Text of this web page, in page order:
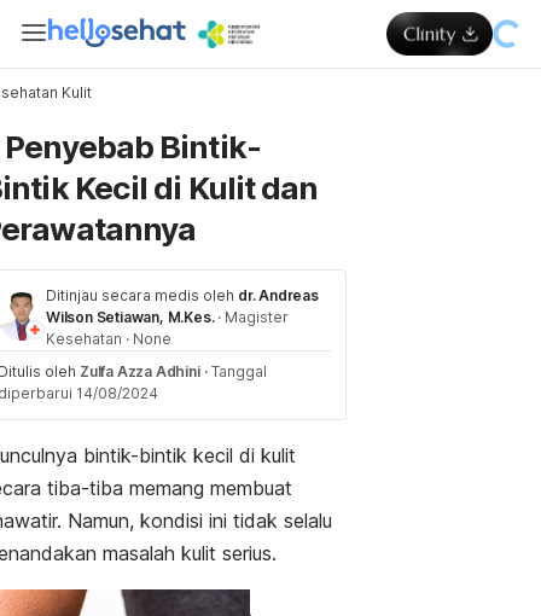
Kulit
Penyebab Bintik-
Kecil di Kulit dan
Ditinjau secara medis oleh dr. Andreas
Wilson Setiawan, M.Kes. · Magister
Kesehatan · None
oleh Zulfa Azza Adhini · Tanggal
14/08/2024
bintik-bintik kecil di kulit
tiba-tiba memang membuat
Namun, kondisi ini tidak selalu
masalah kulit serius.